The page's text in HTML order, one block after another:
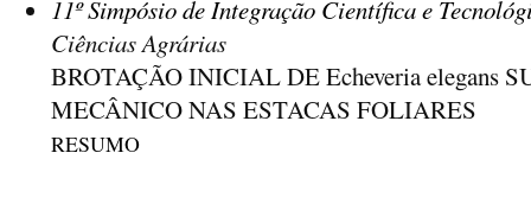
11º Simpósio de Integração Científica e
Ciências Agrárias
BROTAÇÃO INICIAL DE Echeveria elegans
MECÂNICO NAS ESTACAS FOLIARES
RESUMO